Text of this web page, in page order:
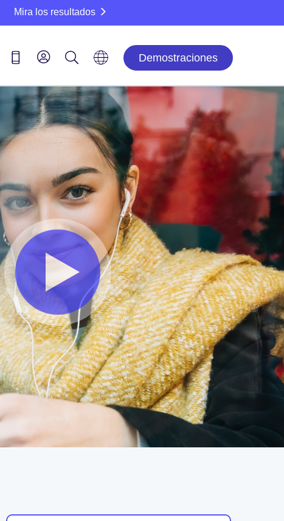
Mira los resultados
Demostraciones